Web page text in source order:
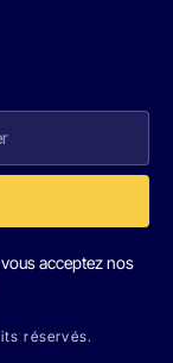
acceptez nos
réservés.